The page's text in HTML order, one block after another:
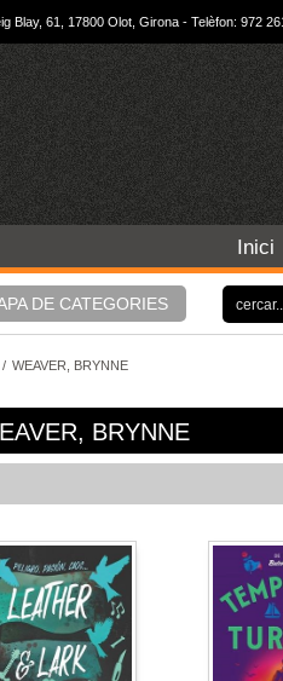
Blay, 61, 17800 Olot, Girona - Telèfon: 972
Inici
DE CATEGORIES
/ WEAVER, BRYNNE
BRYNNE